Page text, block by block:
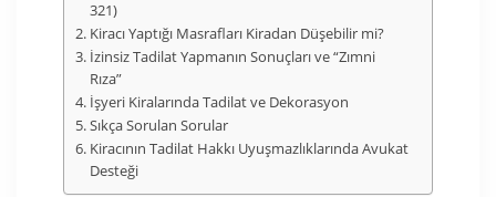
321)
Kiracı Yaptığı Masrafları Kiradan Düşebilir mi?
İzinsiz Tadilat Yapmanın Sonuçları ve “Zımni
Rıza”
İşyeri Kiralarında Tadilat ve Dekorasyon
Sıkça Sorulan Sorular
Kiracının Tadilat Hakkı Uyuşmazlıklarında Avukat
Desteği